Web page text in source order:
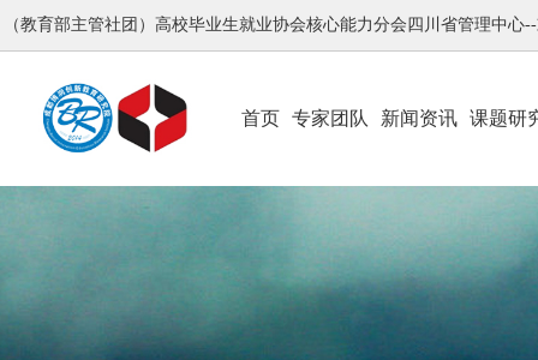
（教育部主管社团）高校毕业生就业协会核心能力分会四川省管理中心
首页 专家团队 新闻资讯 课题研